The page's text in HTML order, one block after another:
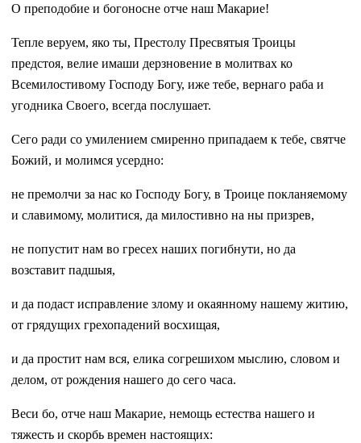
О преподобие и богоносне отче наш Макарие!
Тепле веруем, яко ты, Престолу Пресвятыя Троицы
предстоя, велие имаши дерзновение в молитвах ко
Всемилостивому Господу Богу, иже тебе, вернаго раба и
угодника Своего, всегда послушает.
Сего ради со умилением смиренно припадаем к тебе, святче
Божий, и молимся усердно:
не премолчи за нас ко Господу Богу, в Троице покланяемому
и славимому, молитися, да милостивно на ны призрев,
не попустит нам во гресех наших погибнути, но да
возставит падшыя,
и да подаст исправление злому и окаянному нашему житию,
от грядущих грехопадений восхищая,
и да простит нам вся, елика согрешихом мыслию, словом и
делом, от рождения нашего до сего часа.
Веси бо, отче наш Макарие, немощь естества нашего и
тяжесть и скорбь времен настоящих: